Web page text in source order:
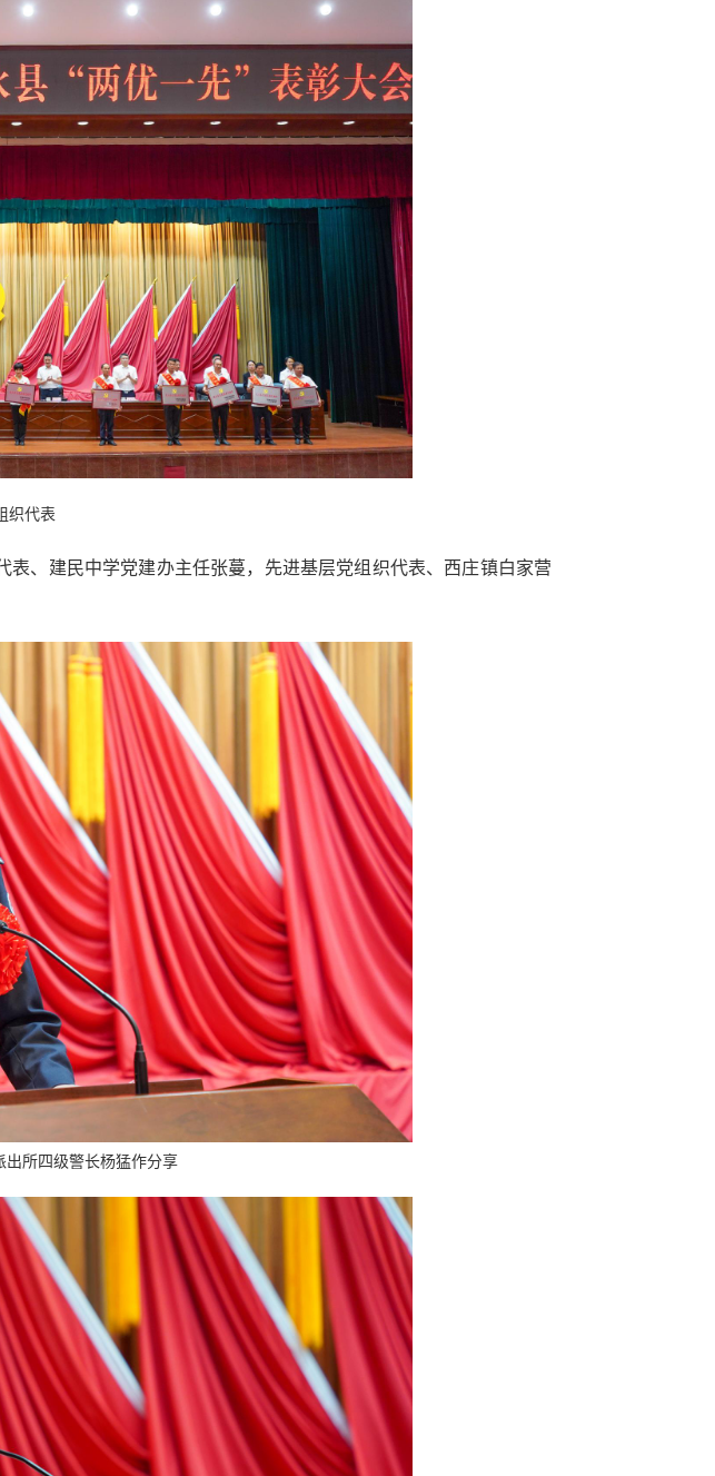
织代表
、建民中学党建办主任张蔓，先进基层党组织代表、西庄镇白家营
所四级警长杨猛作分享